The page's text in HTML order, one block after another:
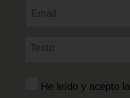
He leído y acepto la